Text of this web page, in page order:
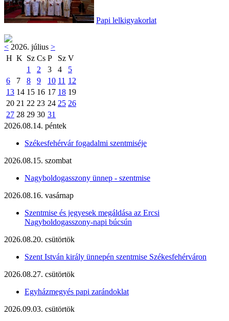
Papi lelkigyakorlat
< 2026. július >
H K Sz Cs P Sz V
1
2 3 4
5
6
7 8 9 10 11 12
13 14 15 16 17 18 19
20 21 22 23 24 25 26
27 28 29 30 31
2026.08.14. péntek
Székesfehérvár fogadalmi szentmiséje
2026.08.15. szombat
Nagyboldogasszony ünnep - szentmise
2026.08.16. vasárnap
Szentmise és jegyesek megáldása az Ercsi
Nagyboldogasszony-napi búcsún
2026.08.20. csütörtök
Szent István király ünnepén szentmise Székesfehérváron
2026.08.27. csütörtök
Egyházmegyés papi zarándoklat
2026.09.03. csütörtök